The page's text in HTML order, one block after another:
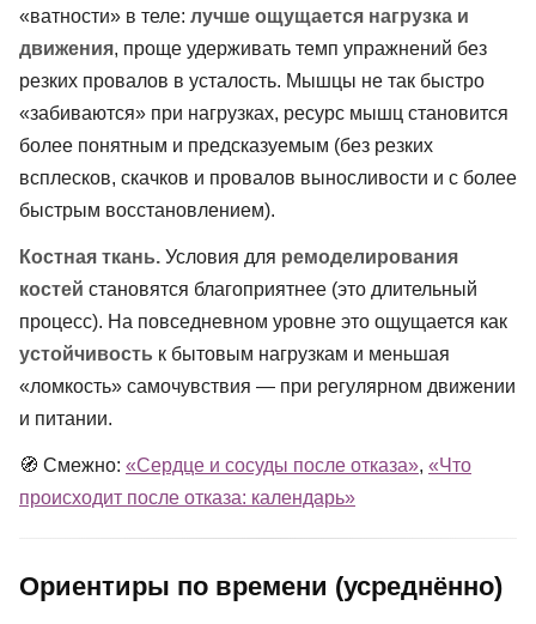
«ватности» в теле: лучше ощущается нагрузка и
движения, проще удерживать темп упражнений без
резких провалов в усталость. Мышцы не так быстро
«забиваются» при нагрузках, ресурс мышц становится
более понятным и предсказуемым (без резких
всплесков, скачков и провалов выносливости и с более
быстрым восстановлением).
Костная ткань. Условия для ремоделирования
костей становятся благоприятнее (это длительный
процесс). На повседневном уровне это ощущается как
устойчивость к бытовым нагрузкам и меньшая
«ломкость» самочувствия — при регулярном движении
и питании.
🧭 Смежно: «Сердце и сосуды после отказа», «Что
происходит после отказа: календарь»
Ориентиры по времени (усреднённо)